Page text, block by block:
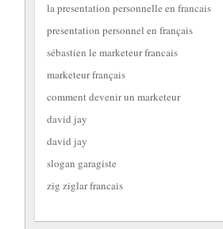
la presentation personnelle en francais
presentation personnel en français
sébastien le marketeur francais
marketeur français
comment devenir un marketeur
david jay
david jay
slogan garagiste
zig ziglar francais